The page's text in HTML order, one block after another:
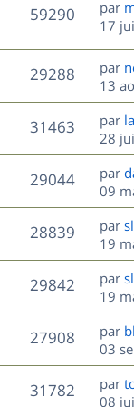
n
i
e
r
m
e
s
s
a
g
e
59290V
u
e
D
e
n
i
e
r
m
e
s
s
a
g
e
par
17
29288V
u
e
D
e
r
n
i
e
r
m
e
s
s
a
g
e
par
13
31463V
u
s
D
e
r
n
i
e
r
m
e
s
s
a
g
e
par
28
29044V
u
s
D
e
r
n
i
e
r
m
e
s
s
a
g
par
09
28839V
u
e
s
D
e
r
n
i
e
r
m
e
s
par
19
29842V
u
e
s
D
e
r
n
i
e
r
par
19
27908V
u
e
D
e
r
n
i
par
03
31782V
D
e
par
08